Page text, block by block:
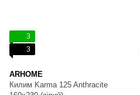
3
3
ARHOME
Килим Karma 125 Anthracite